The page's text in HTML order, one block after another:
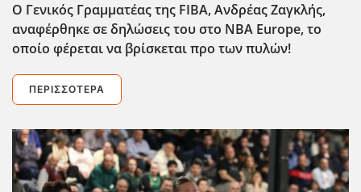
Ο Γενικός Γραμματέας της FIBA, Ανδρέας Ζαγκλής,
αναφέρθηκε σε δηλώσεις του στο NBA Europe, το
οποίο φέρεται να βρίσκεται προ των πυλών!
ΠΕΡΙΣΣΌΤΕΡΑ